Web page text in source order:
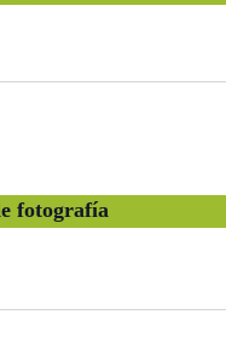
fotografía